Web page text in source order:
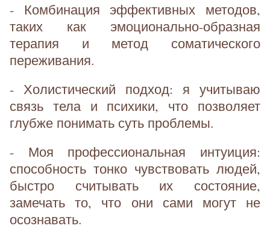
- Комбинация эффективных методов,
таких как эмоционально-образная
терапия и метод соматического
переживания.
- Холистический подход: я учитываю
связь тела и психики, что позволяет
глубже понимать суть проблемы.
- Моя профессиональная интуиция:
способность тонко чувствовать людей,
быстро считывать их состояние,
замечать то, что они сами могут не
осознавать.